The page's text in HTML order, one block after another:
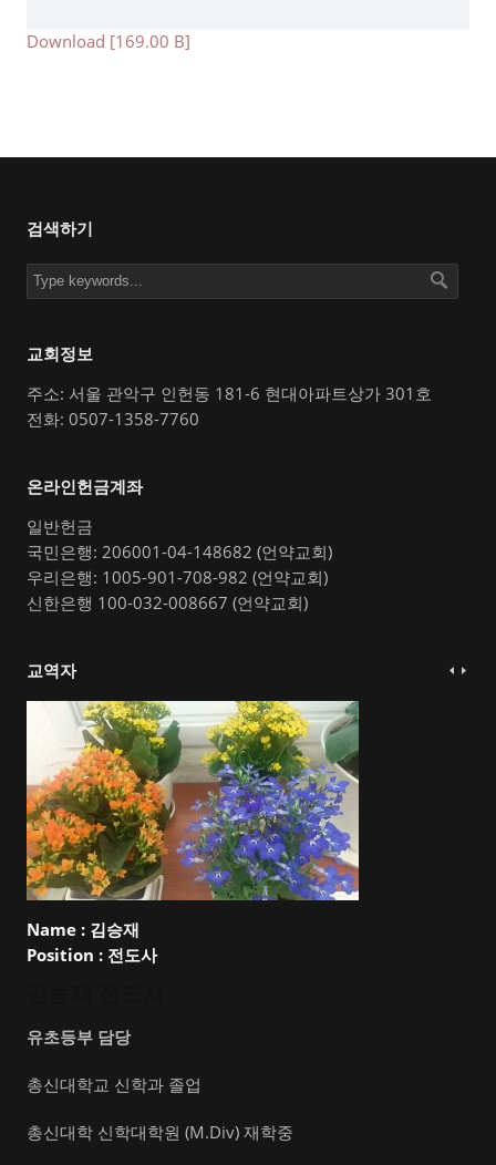
Download [169.00 B]
검색하기
교회정보
주소: 서울 관악구 인헌동 181-6 현대아파트상가 301호
전화: 0507-1358-7760
온라인헌금계좌
일반헌금
국민은행: 206001-04-148682 (언약교회)
우리은행: 1005-901-708-982 (언약교회)
신한은행 100-032-008667 (언약교회)
교역자
Name : 김승재
Position : 전도사
유초등부 담당
총신대학교 신학과 졸업
총신대학 신학대학원 (M.Div) 재학중